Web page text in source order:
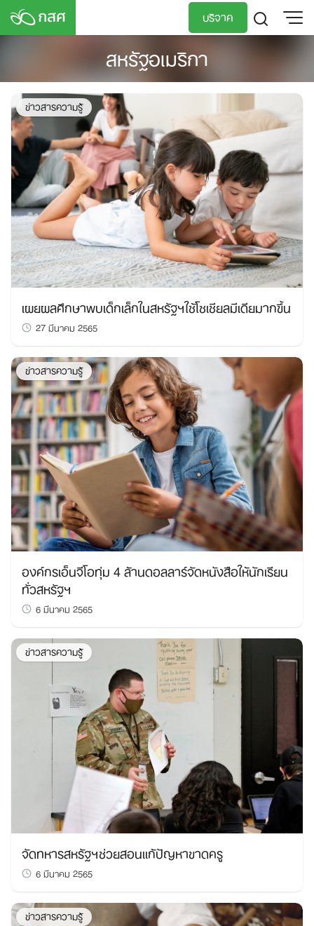
Skip
บริจาค
TH
EN
สหรัฐอเมริกา
ข่าวสารความรู้
เผยผลศึกษาพบเด็กเล็กในสหรัฐฯใช้โซเชียลมีเดียมากขึ้น
27 มีนาคม 2565
ข่าวสารความรู้
องค์กรเอ็นจีโอทุ่ม 4 ล้านดอลลาร์จัดหนังสือให้นักเรียน
ทั่วสหรัฐฯ
6 มีนาคม 2565
ข่าวสารความรู้
จัดทหารสหรัฐฯช่วยสอนแก้ปัญหาขาดครู
6 มีนาคม 2565
ข่าวสารความรู้